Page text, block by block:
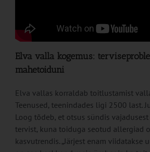
Elva valla kogemus:
mahetoiduni
Elva vallas korraldab toitlustamist
Teenused, teenindades ligi 2500 last.
Loog tõdeb, et otsus sündis
tervist, kuna toiduga seotud allergiad
kasvutrendis. „Järjest enam viidatakse